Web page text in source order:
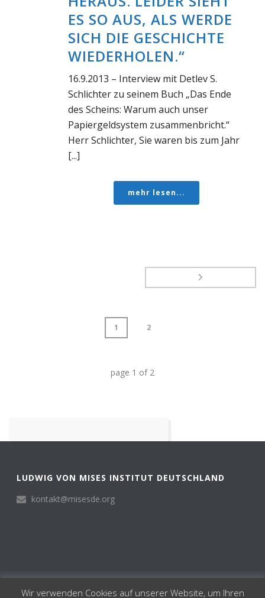
ES SO AUS, ALS WERDE
SICH DIE GESCHICHTE
WIEDERHOLEN.“
16.9.2013 – Interview mit Detlev S.
Schlichter zu seinem Buch „Das Ende
des Scheins: Warum auch unser
Papiergeldsystem zusammenbricht.“
Herr Schlichter, Sie waren bis zum Jahr
[...]
mehr lesen...
1 2
page 1 of 2
LUDWIG VON MISES INSTITUT DEUTSCHLAND
kontakt@misesde.org
Wir verwenden Cookies auf unserer Website, um Ihren